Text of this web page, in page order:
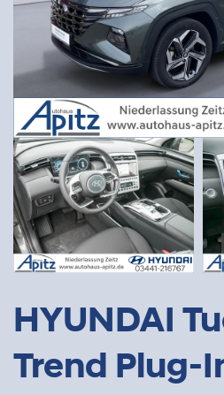
HYUNDAI
Trend Plug-